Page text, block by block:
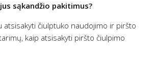
sąkandžio pakitimus?
atsisakyti čiulptuko naudojimo ir piršto
kaip atsisakyti piršto čiulpimo